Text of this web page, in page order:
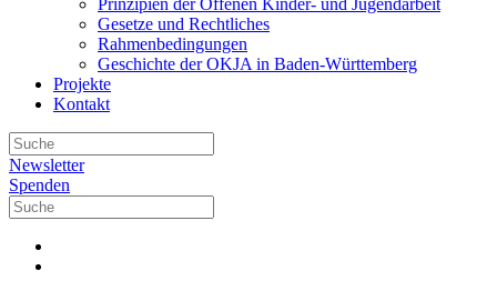
Prinzipien der Offenen Kinder- und Jugendarbeit
Gesetze und Rechtliches
Rahmenbedingungen
Geschichte der OKJA in Baden-Württemberg
Projekte
Kontakt
Newsletter
Spenden